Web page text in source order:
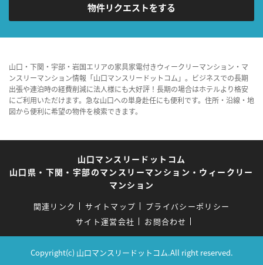
物件リクエストをする
山口・下関・宇部・岩国エリアの家具家電付きウィークリーマンション・マ
ンスリーマンション情報「山口マンスリードットコム」。ビジネスでの長期
出張や連泊時の経費削減に法人様にも大好評！長期の場合はホテルより格安
にご利用いただけます。急な山口への単身赴任にも便利です。住所・沿線・地
図から便利に希望の物件を検索できます。
山口マンスリードットコム
山口県・下関・宇部のマンスリーマンション・ウィークリー
マンション
関連リンク サイトマップ
プライバシーポリシー
サイト運営会社
お問合わせ
Copyright(c) 山口マンスリードットコム.All right reserved.